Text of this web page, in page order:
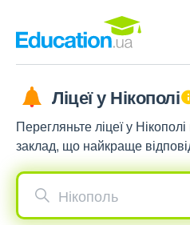
Ліцеї у Нікополі
Перегляньте ліцеї у
заклад, що найкраще
Нікополь